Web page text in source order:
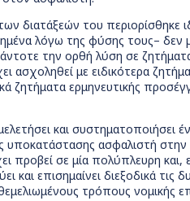
διατάξεών του περιορίσθηκε
λόγω της φύσης τους–
την ορθή λύση σε
ασχοληθεί με ειδικότερα
ζητήματα ερμηνευτικής
και συστηματοποιήσει
ασφαλιστή στην
προβεί σε μία πολύπλευρη και,
επισημαίνει διεξοδικά τις
τρόπους νομικής